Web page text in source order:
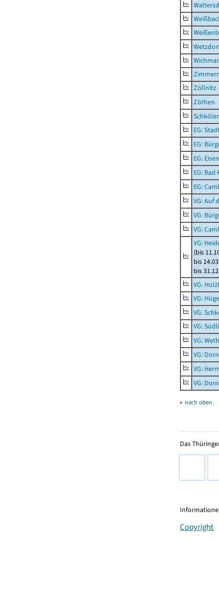
Wichmar
Zöllnitz
Zöthen
EG:
EG:
EG:
EG:
EG:
VG: Auf
VG:
VG:
VG:
(bis
bis
bis
VG:
VG:
VG:
VG:
VG:
VG:
VG:
VG:
▴ nach oben
Das
Copyright